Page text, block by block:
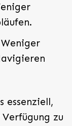
essenziell,
zu